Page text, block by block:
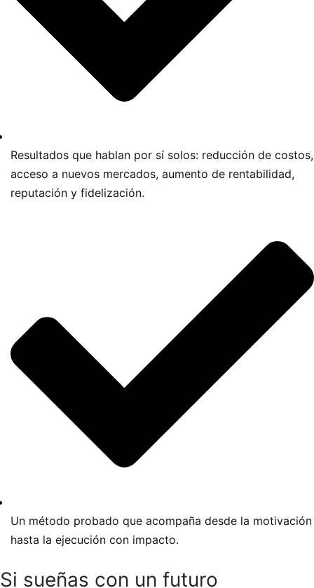
Resultados que hablan por sí solos: reducción de costos,
acceso a nuevos mercados, aumento de rentabilidad,
reputación y fidelización.
Un método probado que acompaña desde la motivación
hasta la ejecución con impacto.
Si sueñas con un futuro